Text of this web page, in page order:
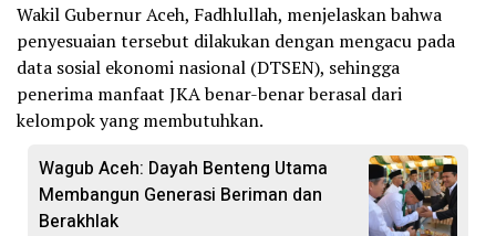
Wakil Gubernur Aceh, Fadhlullah, menjelaskan bahwa
penyesuaian tersebut dilakukan dengan mengacu pada
data sosial ekonomi nasional (DTSEN), sehingga
penerima manfaat JKA benar-benar berasal dari
kelompok yang membutuhkan.
Wagub Aceh: Dayah Benteng Utama
Membangun Generasi Beriman dan
Berakhlak